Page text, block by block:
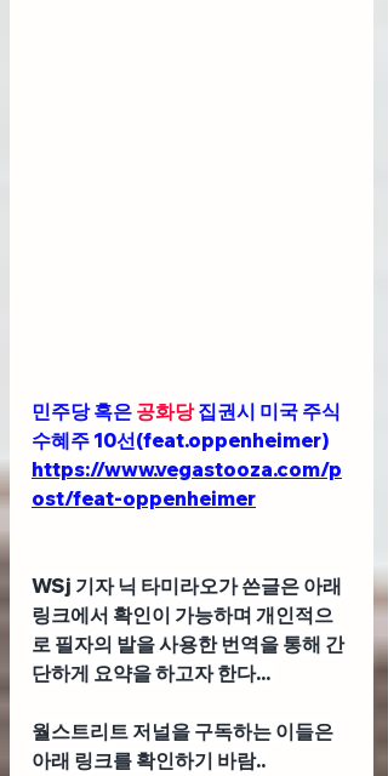
민주당 혹은 공화당 집권시 미국 주식
수혜주 10선(feat.oppenheimer)
https://www.vegastooza.com/p
ost/feat-oppenheimer
WSj 기자 닉 타미라오가 쓴글은 아래
링크에서 확인이 가능하며 개인적으
로 필자의 발을 사용한 번역을 통해 간
단하게 요약을 하고자 한다...
월스트리트 저널을 구독하는 이들은
아래 링크를 확인하기 바람..